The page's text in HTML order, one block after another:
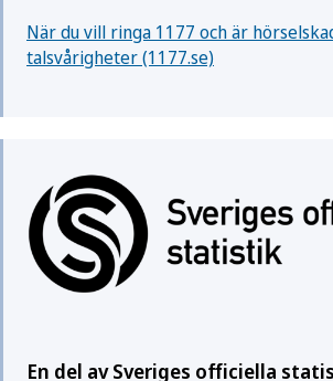
När du vill ringa 1177 och är
talsvårigheter (1177.se)
En del av Sveriges officiella